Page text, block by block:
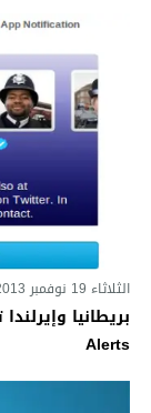
الثلاثاء 19 نوفمبر 2013
Alerts